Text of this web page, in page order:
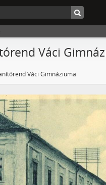
Váci
Váci Gimnáziuma